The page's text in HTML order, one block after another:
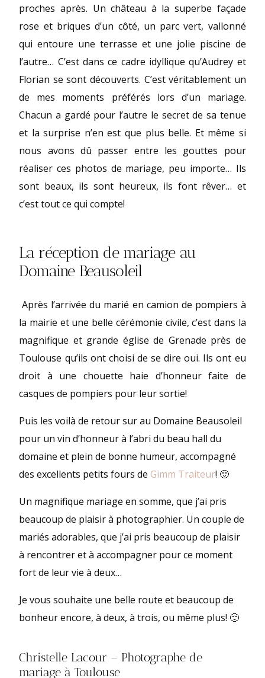
proches après. Un château à la superbe façade
rose et briques d’un côté, un parc vert, vallonné
qui entoure une terrasse et une jolie piscine de
l’autre… C’est dans ce cadre idyllique qu’Audrey et
Florian se sont découverts. C’est véritablement un
de mes moments préférés lors d’un mariage.
Chacun a gardé pour l’autre le secret de sa tenue
et la surprise n’en est que plus belle. Et même si
nous avons dû passer entre les gouttes pour
réaliser ces photos de mariage, peu importe… Ils
sont beaux, ils sont heureux, ils font rêver… et
c’est tout ce qui compte!
La réception de mariage au
Domaine Beausoleil
Après l’arrivée du marié en camion de pompiers à
la mairie et une belle cérémonie civile, c’est dans la
magnifique et grande église de Grenade près de
Toulouse qu’ils ont choisi de se dire oui. Ils ont eu
droit à une chouette haie d’honneur faite de
casques de pompiers pour leur sortie!
Puis les voilà de retour sur au Domaine Beausoleil
pour un vin d’honneur à l’abri du beau hall du
domaine et plein de bonne humeur, accompagné
des excellents petits fours de Gimm Traiteur! 🙂
Un magnifique mariage en somme, que j’ai pris
beaucoup de plaisir à photographier. Un couple de
mariés adorables, que j’ai pris beaucoup de plaisir
à rencontrer et à accompagner pour ce moment
fort de leur vie à deux…
Je vous souhaite une belle route et beaucoup de
bonheur encore, à deux, à trois, ou même plus! 🙂
Christelle Lacour – Photographe de
mariage à Toulouse